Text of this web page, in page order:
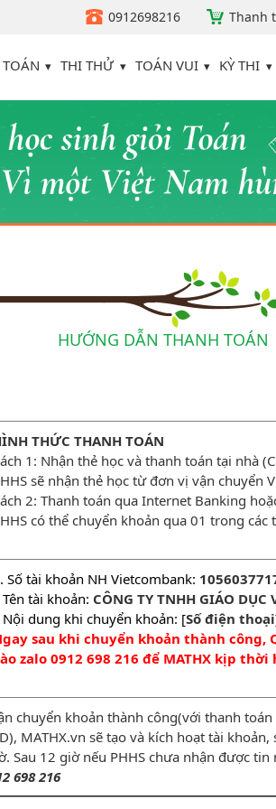
0912698216 Thanh
THI THỬ TOÁN VUI KỲ THI
HƯỚNG DẪN THANH TOÁN
THỨC THANH TOÁN
1: Nhận thẻ học và thanh toán tại nhà
sẽ nhận thẻ học từ đơn vị vận chuyển
2: Thanh toán qua Internet Banking
có thể chuyển khoản qua 01 trong
Số tài khoản NH Vietcombank:
Tên tài khoản: CÔNG TY TNHH GIÁO DỤC
Nội dung khi chuyển khoản: [Số điện thoại
sau khi chuyển khoản thành
zalo 0912 698 216 để MATHX kịp thời
chuyển khoản thành công(với thanh
MATHX.vn sẽ tạo và kích hoạt tài
Sau 12 giờ nếu PHHS chưa nhận được
698 216